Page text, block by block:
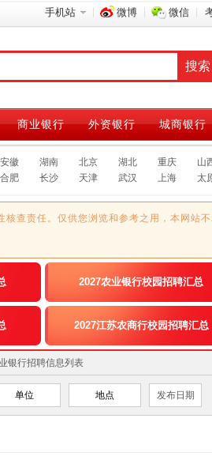
手机站 微博 微信
商业银行 外资银行 城商银行
安徽 湖南 北京 湖北 重庆 山
合肥 长沙 天津 武汉 上海 太
查责任。仅供您浏览和参考之用，本网站
2027农业银行校园招聘汇总
2027江苏农商行校园招聘汇总
银行招聘信息列表
单位 地点 发布日期